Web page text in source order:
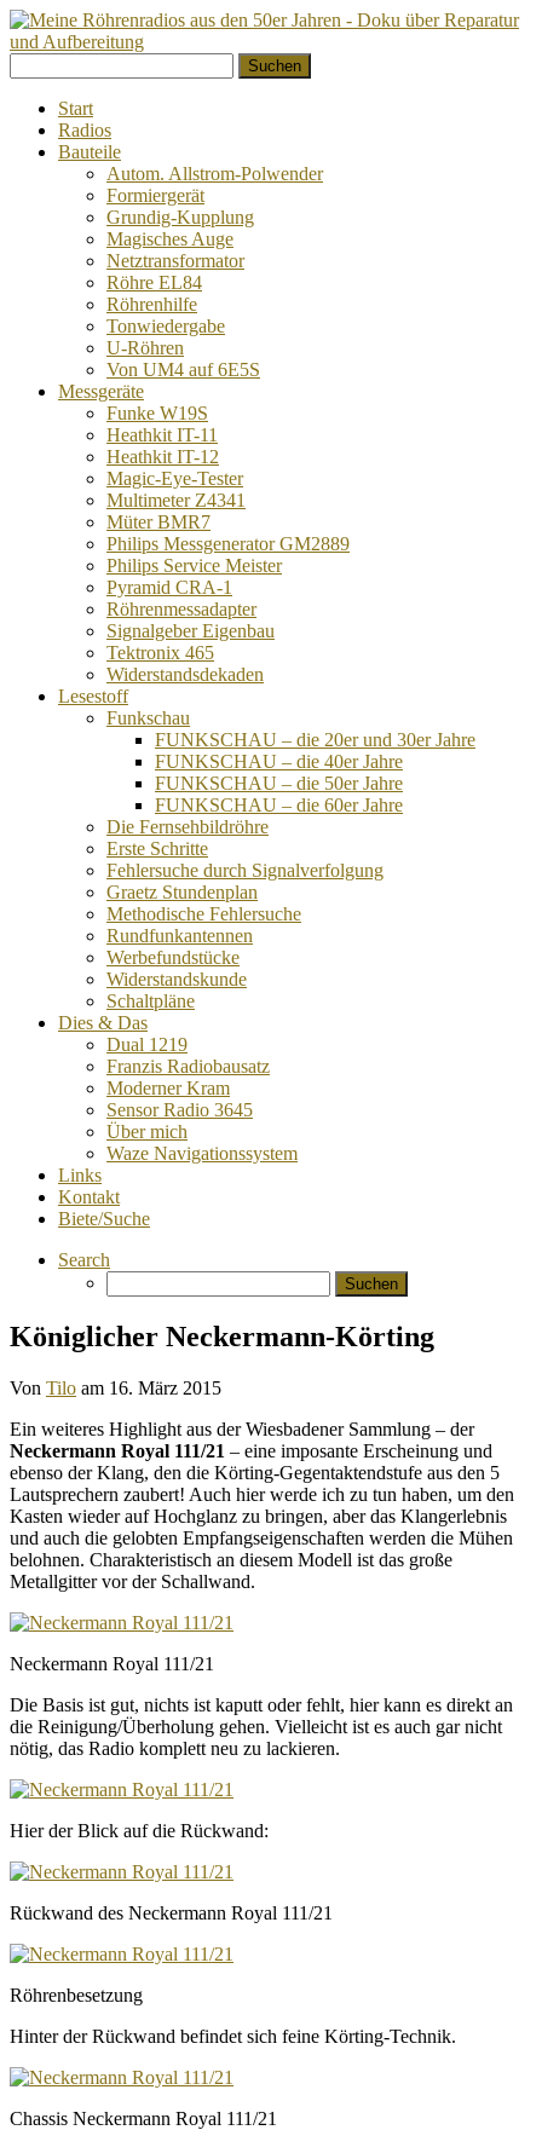
zum
Inhalt
nach:
Start
Radios
Bauteile
Autom. Allstrom-Polwender
Formiergerät
Grundig-Kupplung
Magisches Auge
Netztransformator
Röhre EL84
Röhrenhilfe
Tonwiedergabe
U-Röhren
Von UM4 auf 6E5S
Messgeräte
Funke W19S
Heathkit IT-11
Heathkit IT-12
Magic-Eye-Tester
Multimeter Z4341
Müter BMR7
Philips Messgenerator GM2889
Philips Service Meister
Pyramid CRA-1
Röhrenmessadapter
Signalgeber Eigenbau
Tektronix 465
Widerstandsdekaden
Lesestoff
Funkschau
FUNKSCHAU – die 20er und 30er Jahre
FUNKSCHAU – die 40er Jahre
FUNKSCHAU – die 50er Jahre
FUNKSCHAU – die 60er Jahre
Die Fernsehbildröhre
Erste Schritte
Fehlersuche durch Signalverfolgung
Graetz Stundenplan
Methodische Fehlersuche
Rundfunkantennen
Werbefundstücke
Widerstandskunde
Schaltpläne
Dies & Das
Dual 1219
Franzis Radiobausatz
Moderner Kram
Sensor Radio 3645
Über mich
Waze Navigationssystem
Links
Kontakt
Biete/Suche
Search
nach:
Königlicher Neckermann-Körting
Von Tilo am 16. März 2015
Ein weiteres Highlight aus der Wiesbadener Sammlung – der
Neckermann Royal 111/21 – eine imposante Erscheinung und
ebenso der Klang, den die Körting-Gegentaktendstufe aus den 5
Lautsprechern zaubert! Auch hier werde ich zu tun haben, um den
Kasten wieder auf Hochglanz zu bringen, aber das Klangerlebnis
und auch die gelobten Empfangseigenschaften werden die Mühen
belohnen. Charakteristisch an diesem Modell ist das große
Metallgitter vor der Schallwand.
Neckermann Royal 111/21
Die Basis ist gut, nichts ist kaputt oder fehlt, hier kann es direkt an
die Reinigung/Überholung gehen. Vielleicht ist es auch gar nicht
nötig, das Radio komplett neu zu lackieren.
Hier der Blick auf die Rückwand:
Rückwand des Neckermann Royal 111/21
Röhrenbesetzung
Hinter der Rückwand befindet sich feine Körting-Technik.
Chassis Neckermann Royal 111/21